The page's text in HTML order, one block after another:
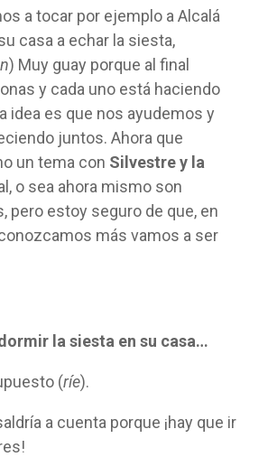
a tocar por ejemplo a Alcalá
casa a echar la siesta,
) Muy guay porque al final
y cada uno está haciendo
idea es que nos ayudemos y
juntos. Ahora que
un tema con Silvestre y la
o sea ahora mismo son
pero estoy seguro de que, en
más vamos a ser
la siesta en su casa…
(ríe).
a cuenta porque ¡hay que ir